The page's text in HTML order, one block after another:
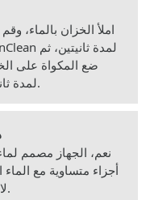
ضع المكواة على
لمدة ثانيتين. تستغرق العملية حوالي 3 دقائق.
نعم، الجهاز مصمم
أجزاء متساوية مع
لا تستخدم أبدًا مواد كيميائية أو إضافات.